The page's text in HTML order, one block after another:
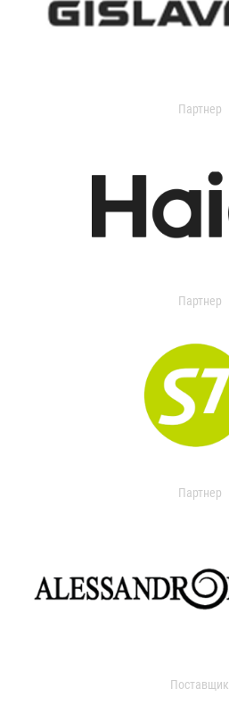
Партнер
Партнер
Партнер
Поставщик